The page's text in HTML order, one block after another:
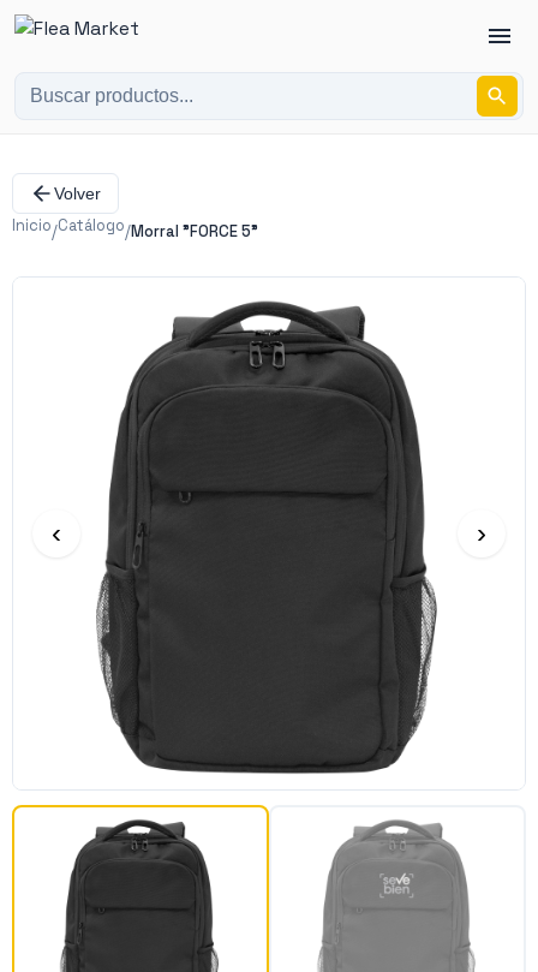
Volver
Inicio/Catálogo/Morral "FORCE 5"
‹ ›